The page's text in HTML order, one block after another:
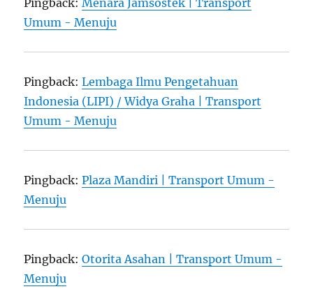
Pingback:Menara Jamsostek | Transport
Umum - Menuju
Pingback:Lembaga Ilmu Pengetahuan
Indonesia (LIPI) / Widya Graha | Transport
Umum - Menuju
Pingback:Plaza Mandiri | Transport Umum -
Menuju
Pingback:Otorita Asahan | Transport Umum -
Menuju